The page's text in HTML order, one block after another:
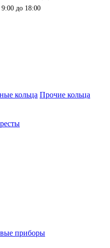
до 18:00
кольца Прочие кольца
приборы